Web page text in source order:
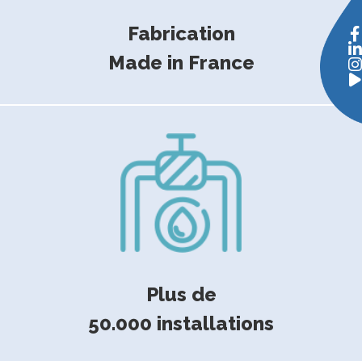
Fabrication
Made in France
Plus de
50.000 installations